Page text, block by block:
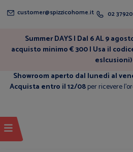
customer@spizzicohome.it 02
Summer DAYS | Dal 6 AL 9
acquisto minimo € 300 | Usa il
eslcusioni)
Showroom aperto dal lunedì al
Acquista entro il 12/08per ricevere